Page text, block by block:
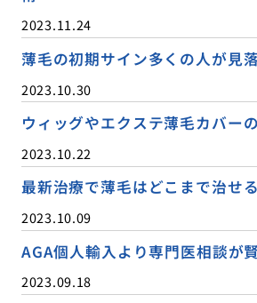
2023.11.24
薄毛の初期サイン多くの人が見
2023.10.30
ウィッグやエクステ薄毛カバー
2023.10.22
最新治療で薄毛はどこまで治せ
2023.10.09
AGA個人輸入より専門医相談が
2023.09.18